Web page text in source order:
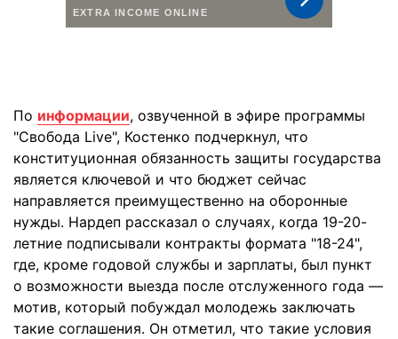
По информации, озвученной в эфире программы
"Свобода Live", Костенко подчеркнул, что
конституционная обязанность защиты государства
является ключевой и что бюджет сейчас
направляется преимущественно на оборонные
нужды. Нардеп рассказал о случаях, когда 19-20-
летние подписывали контракты формата "18-24",
где, кроме годовой службы и зарплаты, был пункт
о возможности выезда после отслуженного года —
мотив, который побуждал молодежь заключать
такие соглашения. Он отметил, что такие условия